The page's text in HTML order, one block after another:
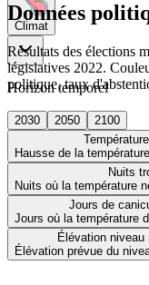
Climat
Horizon temporel
2030 2050
2100
Hausse de la
Nuits
Nuits où la température
Jours de
Jours où la température
Élévation niveau
Élévation prévue du
Données
Résultats des élections
législatives 2022.
politique, taux